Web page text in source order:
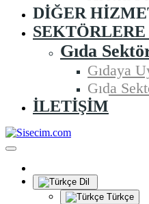
DIĞER
Gıda
Gıdaya
Gıda
İLETIŞIM
Dil
Türkçe